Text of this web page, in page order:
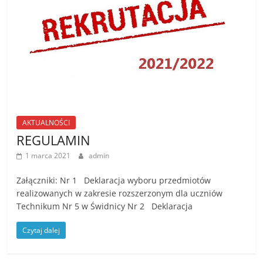
AKTUALNOŚCI
REGULAMIN
1 marca 2021 admin
Załączniki: Nr 1 Deklaracja wyboru przedmiotów
realizowanych w zakresie rozszerzonym dla uczniów
Technikum Nr 5 w Świdnicy Nr 2 Deklaracja
Czytaj dalej